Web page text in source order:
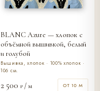
BLANC Azure — хлопок с
объёмной вышивкой, белый
и голубой
Вышивка, хлопок · 100% хлопок ·
106 см.
2 500 ₽ / м ОТ 10 М